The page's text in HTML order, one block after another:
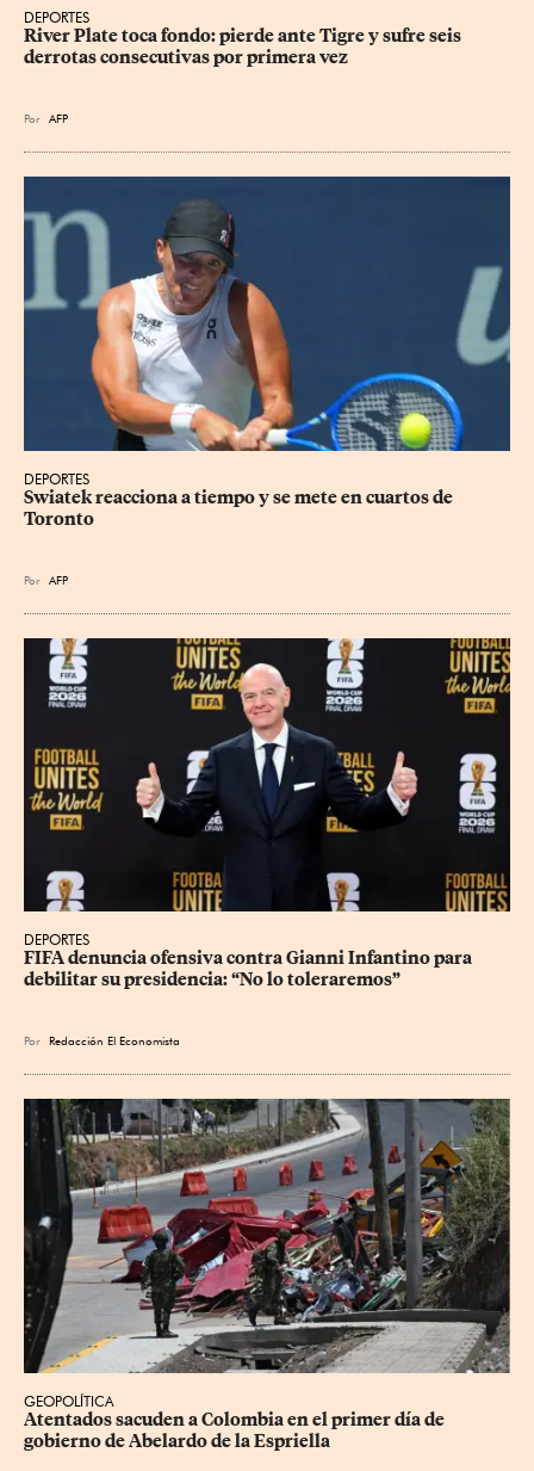
DEPORTES
River Plate toca fondo: pierde ante Tigre y sufre seis
derrotas consecutivas por primera vez
Por AFP
DEPORTES
Swiatek reacciona a tiempo y se mete en cuartos de
Toronto
Por AFP
DEPORTES
FIFA denuncia ofensiva contra Gianni Infantino para
debilitar su presidencia: “No lo toleraremos”
Por Redacción El Economista
GEOPOLÍTICA
Atentados sacuden a Colombia en el primer día de
gobierno de Abelardo de la Espriella